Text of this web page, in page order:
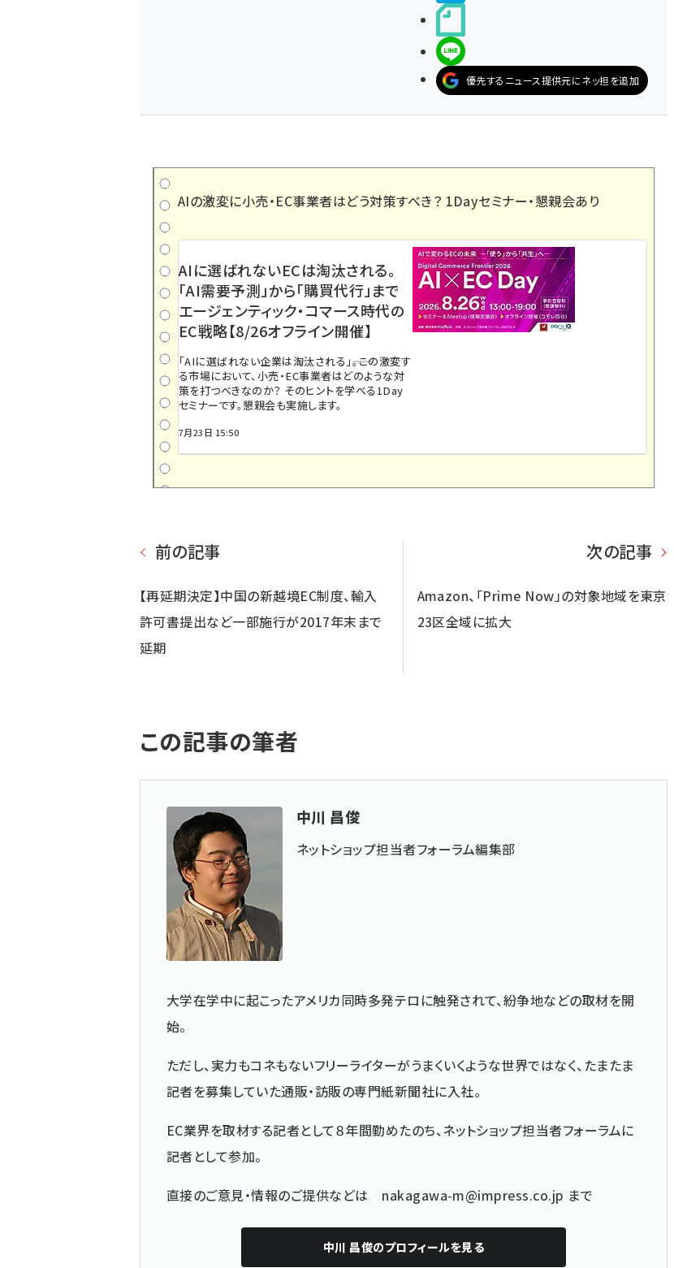
優先するニュース提供元にネッ担を追加
AIの激変に小売・EC事業者はどう対策すべき？ 1Dayセミナー・懇親会あり
AIに選ばれないECは淘汰される。
「AI需要予測」から「購買代行」まで
エージェンティック・コマース時代の
EC戦略【8/26オフライン開催】
「AIに選ばれない企業は淘汰される」――。この激変す
る市場において、小売・EC事業者はどのような対
策を打つべきなのか？ そのヒントを学べる1Day
セミナーです。懇親会も実施します。
7月23日 15:50
前の記事
【再延期決定】中国の新越境EC制度、輸入
許可書提出など一部施行が2017年末まで
延期
次の記事
Amazon、「Prime Now」の対象地域を東京
23区全域に拡大
この記事の筆者
中川 昌俊
ネットショップ担当者フォーラム編集部
大学在学中に起こったアメリカ同時多発テロに触発されて、紛争地などの取材を開
始。
ただし、実力もコネもないフリーライターがうまくいくような世界ではなく、たまたま
記者を募集していた通販・訪販の専門紙新聞社に入社。
EC業界を取材する記者として８年間勤めたのち、ネットショップ担当者フォーラムに
記者として参加。
直接のご意見・情報のご提供などは nakagawa-m@impress.co.jp まで
中川 昌俊のプロフィールを見る